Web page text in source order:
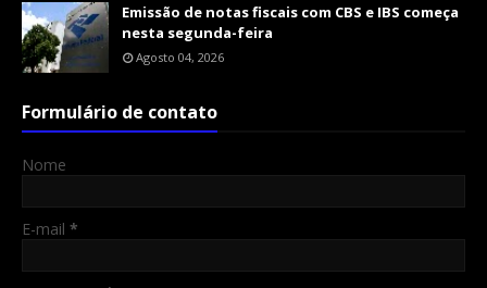
Emissão de notas fiscais com CBS e IBS começa
nesta segunda-feira
Agosto 04, 2026
Formulário de contato
Nome
E-mail *